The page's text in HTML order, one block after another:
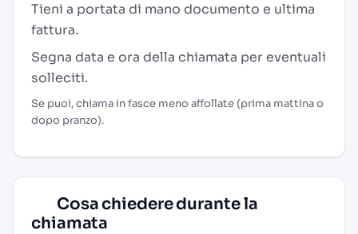
Tieni a portata di mano documento e ultima
fattura.
Segna data e ora della chiamata per eventuali
solleciti.
Se puoi, chiama in fasce meno affollate (prima mattina o
dopo pranzo).
Cosa chiedere durante la
chiamata